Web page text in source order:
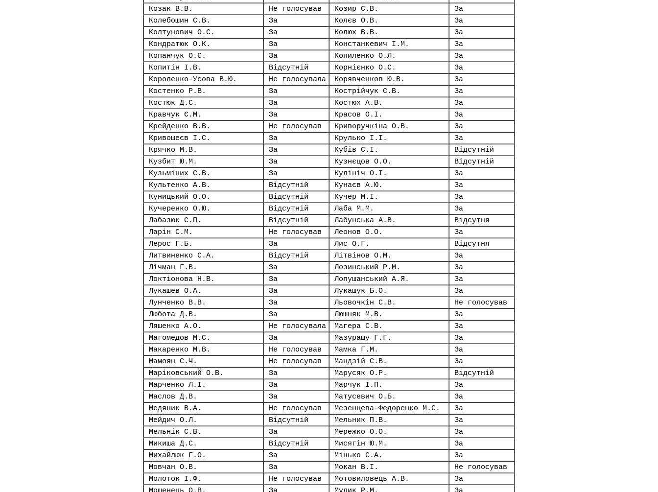
Козак В.В.
Не голосував Козир С.В.
За
Колебошин С.В.
За Колєв О.В.
За
Колтунович О.С.
За Колюх В.В.
За
Кондратюк О.К.
За Констанкевич І.М.
За
Копанчук О.Є.
За Копиленко О.Л.
За
Копитін І.В.
Відсутній Корнієнко О.С.
За
Короленко-Усова В.Ю.
Не голосувала Корявченков Ю.В.
За
Костенко Р.В.
За Кострійчук С.В.
За
Костюк Д.С.
За Костюх А.В.
За
Кравчук Є.М.
За Красов О.І.
За
Крейденко В.В.
Не голосував Криворучкіна О.В.
За
Кривошеєв І.С.
За Крулько І.І.
За
Крячко М.В.
За Кубів С.І.
Відсутній
Кузбит Ю.М.
За Кузнєцов О.О.
Відсутній
Кузьміних С.В.
За Кулініч О.І.
За
Культенко А.В.
Відсутній Кунаєв А.Ю.
За
Куницький О.О.
Відсутній Кучер М.І.
За
Кучеренко О.Ю.
Відсутній Лаба М.М.
За
Лабазюк С.П.
Відсутній Лабунська А.В.
Відсутня
Ларін С.М.
Не голосував Леонов О.О.
За
Лерос Г.Б.
За Лис О.Г.
Відсутня
Литвиненко С.А.
Відсутній Літвінов О.М.
За
Лічман Г.В.
За Лозинський Р.М.
За
Локтіонова Н.В.
За Лопушанський А.Я.
За
Лукашев О.А.
За Лукашук Б.О.
За
Лунченко В.В.
За Льовочкін С.В.
Не голосував
Любота Д.В.
За Люшняк М.В.
За
Ляшенко А.О.
Не голосувала Магера С.В.
За
Магомедов М.С.
За Мазурашу Г.Г.
За
Макаренко М.В.
Не голосував Мамка Г.М.
За
Мамоян С.Ч.
Не голосував Мандзій С.В.
За
Маріковський О.В.
За Марусяк О.Р.
Відсутній
Марченко Л.І.
За Марчук І.П.
За
Маслов Д.В.
За Матусевич О.Б.
За
Медяник В.А.
Не голосував Мезенцева-Федоренко М.С.
За
Мейдич О.Л.
Відсутній Мельник П.В.
За
Мельнік С.В.
За Мережко О.О.
За
Микиша Д.С.
Відсутній Мисягін Ю.М.
За
Михайлюк Г.О.
За Мінько С.А.
За
Мовчан О.В.
За Мокан В.І.
Не голосував
Молоток І.Ф.
Не голосував Мотовиловець А.В.
За